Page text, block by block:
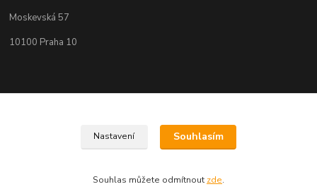
Moskevská 57
10100 Praha 10
271 725 371 608 911 117
Nastavení Souhlasím
Souhlas můžete odmítnout zde.